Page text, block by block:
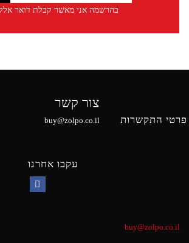
בהרשמה אני מאשר קבלת דואר
פרטי התקשרות
צור קשר
buy@zolpo.co.il
עקבו אחרנו
buy@zolpo.co.il